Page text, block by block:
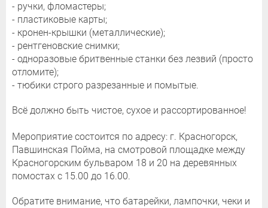
- ручки, фломастеры;
- пластиковые карты;
- кронен-крышки (металлические);
- рентгеновские снимки;
- одноразовые бритвенные станки без лезвий (просто
отломите);
- тюбики строго разрезанные и помытые.
Всё должно быть чистое, сухое и рассортированное!
Мероприятие состоится по адресу: г. Красногорск,
Павшинская Пойма, на смотровой площадке между
Красногорским бульваром 18 и 20 на деревянных
помостах с 15.00 до 16.00.
Обратите внимание, что батарейки, лампочки, чеки и